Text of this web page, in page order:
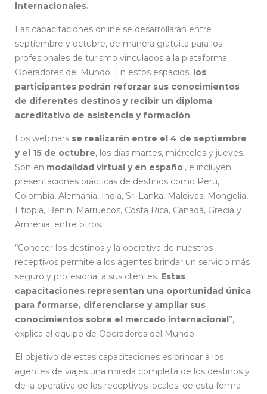
internacionales.
Las capacitaciones online se desarrollarán entre
septiembre y octubre, de manera gratuita para los
profesionales de turismo vinculados a la plataforma
Operadores del Mundo. En estos espacios, los
participantes podrán reforzar sus conocimientos
de diferentes destinos y recibir un diploma
acreditativo de asistencia y formación.
Los webinars se realizarán entre el 4 de septiembre
y el 15 de octubre, los días martes, miércoles y jueves.
Son en modalidad virtual y en españo l, e incluyen
presentaciones prácticas de destinos como Perú,
Colombia, Alemania, India, Sri Lanka, Maldivas, Mongolia,
Etiopía, Benín, Marruecos, Costa Rica, Canadá, Grecia y
Armenia, entre otros.
“Conocer los destinos y la operativa de nuestros
receptivos permite a los agentes brindar un servicio más
seguro y profesional a sus clientes. Estas
capacitaciones representan una oportunidad única
para formarse, diferenciarse y ampliar sus
conocimientos sobre el mercado internacional ”,
explica el equipo de Operadores del Mundo.
El objetivo de estas capacitaciones es brindar a los
agentes de viajes una mirada completa de los destinos y
de la operativa de los receptivos locales; de esta forma